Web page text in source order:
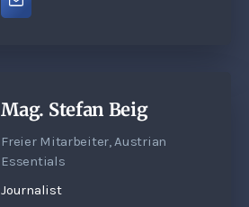
Mag. Stefan Beig
Freier Mitarbeiter, Austrian
Essentials
Journalist